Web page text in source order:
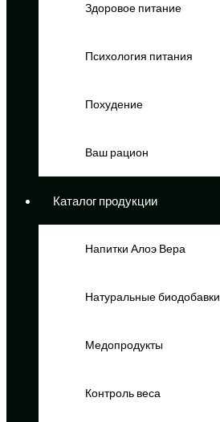
Здоровое питание
Психология питания
Похудение
Ваш рацион
Каталог продукции
Напитки Алоэ Вера
Натуральные биодобавки
Медопродукты
Контроль веса